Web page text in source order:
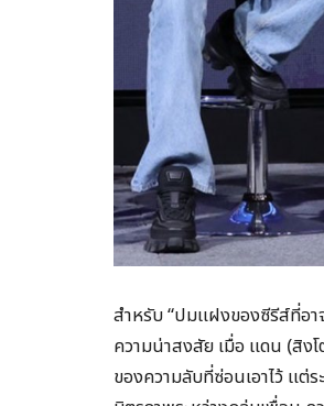
สำหรับ “ปมแฝงของซีรีส์ที่อ
ความน่าสงสัย เมื่อ แดน (สิง
ของความลับที่ซ่อนเอาไว้ แต่